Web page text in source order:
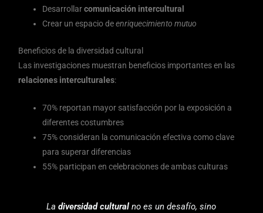
Desarrollarcomunicación intercultural
Crear un espacio deenriquecimiento mutuo
Beneficios de la diversidad cultural
Las investigaciones muestran beneficios importantes en las
relaciones interculturales:
70% reportan mayor satisfacción por la exposición a
diferentes costumbres
75% consideran la comunicación efectiva como clave
para superar diferencias
55% participan en celebraciones de ambas culturas
La diversidad culturalno es un desafío, sino